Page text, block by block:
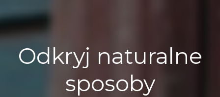
Odkryj naturalne
sposoby